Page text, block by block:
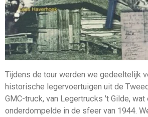
Tijdens de tour werden we gedeeltelijk
historische legervoertuigen uit de
GMC-truck, van Legertrucks 't Gilde,
onderdompelde in de sfeer van 1944.